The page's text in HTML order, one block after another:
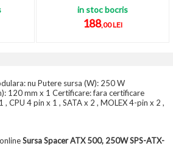
in stoc bocris
188,00 LEI
nu Putere sursa (W): 250 W
120 mm x 1 Certificare: fara certificare
CPU 4 pin x 1 , SATA x 2 , MOLEX 4-pin x 2 ,
Sursa Spacer ATX 500, 250W SPS-ATX-